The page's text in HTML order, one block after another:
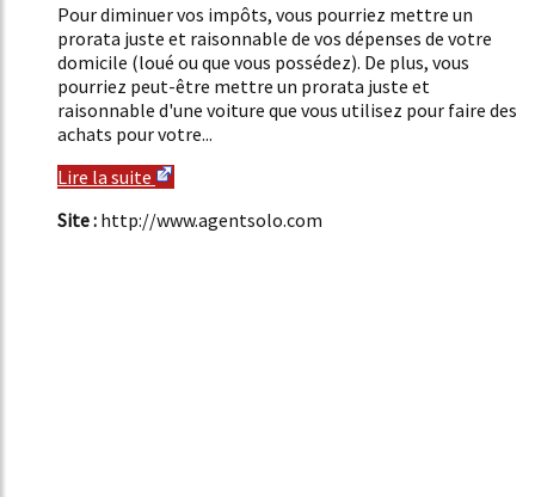
Pour diminuer vos impôts, vous pourriez mettre un
prorata juste et raisonnable de vos dépenses de votre
domicile (loué ou que vous possédez). De plus, vous
pourriez peut-être mettre un prorata juste et
raisonnable d'une voiture que vous utilisez pour faire des
achats pour votre...
Lire la suite
Site : http://www.agentsolo.com